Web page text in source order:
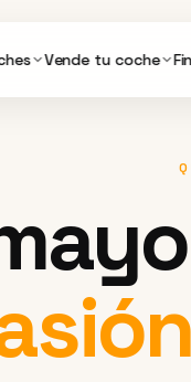
Vende tu coche